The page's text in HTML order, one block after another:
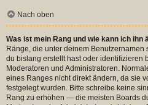
Nach oben
Was ist mein Rang und wie kann ich ihn
Ränge, die unter deinem
du bislang erstellt hast oder identifizieren
Moderatoren und Administratoren.
eines Ranges nicht direkt ändern, da sie
festgelegt wurden. Bitte schreibe keine
Rang zu erhöhen — die meisten Boards